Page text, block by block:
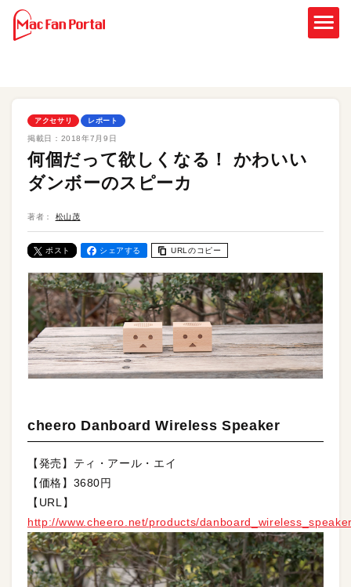
アクセサリ レポート
掲載日： 2018年7月9日
何個だって欲しくなる！ かわいい
ダンボーのスピーカ
著者： 松山茂
ポスト シェアする URLのコピー
cheero Danboard Wireless Speaker
【発売】ティ・アール・エイ
【価格】3680円
【URL】
http://www.cheero.net/products/